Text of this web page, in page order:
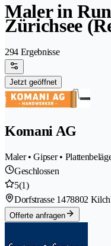
Maler in
Zürichsee
294 Ergebnisse
Jetzt geöffnet
Komani AG
Maler • Gipser •
Geschlossen
5(1)
Dorfstrasse 1478802
Offerte anfragen